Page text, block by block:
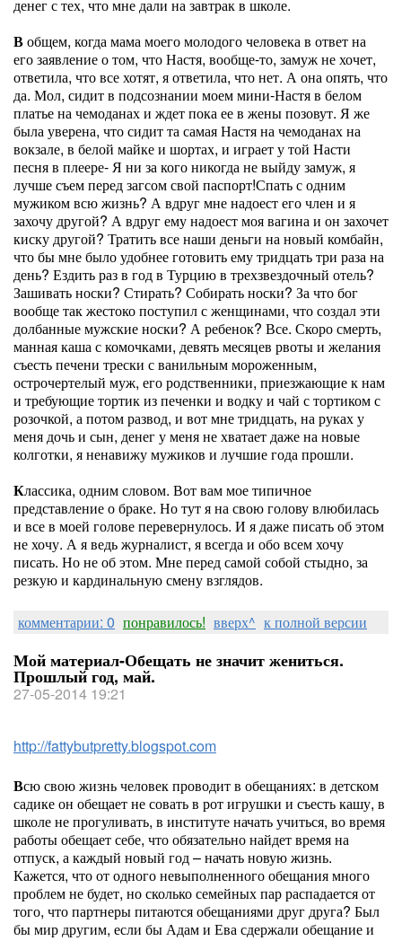
денег с тех, что мне дали на завтрак в школе.
Вобщем, когда мама моего молодого человека в ответ на
его заявление о том, что Настя, вообще-то, замуж не хочет,
ответила, что все хотят, я ответила, что нет. А она опять, что
да. Мол, сидит в подсознании моем мини-Настя в белом
платье на чемоданах и ждет пока ее в жены позовут. Я же
была уверена, что сидит та самая Настя на чемоданах на
вокзале, в белой майке и шортах, и играет у той Насти
песня в плеере- Я ни за кого никогда не выйду замуж, я
лучше съем перед загсом свой паспорт!Спать с одним
мужиком всю жизнь? А вдруг мне надоест его член и я
захочу другой? А вдруг ему надоест моя вагина и он захочет
киску другой? Тратить все наши деньги на новый комбайн,
что бы мне было удобнее готовить ему тридцать три раза на
день? Ездить раз в год в Турцию в трехзвездочный отель?
Зашивать носки? Стирать? Собирать носки? За что бог
вообще так жестоко поступил с женщинами, что создал эти
долбанные мужские носки? А ребенок? Все. Скоро смерть,
манная каша с комочками, девять месяцев рвоты и желания
съесть печени трески с ванильным мороженным,
острочертелый муж, его родственники, приезжающие к нам
и требующие тортик из печенки и водку и чай с тортиком с
розочкой, а потом развод, и вот мне тридцать, на руках у
меня дочь и сын, денег у меня не хватает даже на новые
колготки, я ненавижу мужиков и лучшие года прошли.
Классика, одним словом. Вот вам мое типичное
представление о браке. Но тут я на свою голову влюбилась
и все в моей голове перевернулось. И я даже писать об этом
не хочу. А я ведь журналист, я всегда и обо всем хочу
писать. Но не об этом. Мне перед самой собой стыдно, за
резкую и кардинальную смену взглядов.
комментарии: 0 понравилось! вверх^ к полной версии
Мой материал-Обещать не значит жениться.
Прошлый год, май.
27-05-2014 19:21
http://fattybutpretty.blogspot.com
Всю свою жизнь человек проводит в обещаниях: в детском
садике он обещает не совать в рот игрушки и съесть кашу, в
школе не прогуливать, в институте начать учиться, во время
работы обещает себе, что обязательно найдет время на
отпуск, а каждый новый год – начать новую жизнь.
Кажется, что от одного невыполненного обещания много
проблем не будет, но сколько семейных пар распадается от
того, что партнеры питаются обещаниями друг друга? Был
бы мир другим, если бы Адам и Ева сдержали обещание и